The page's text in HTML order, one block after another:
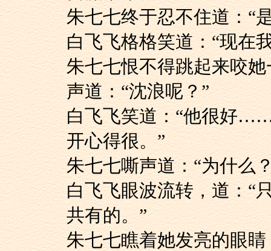
朱七七终于忍不住道
白飞飞格格笑道：“现
朱七七恨不得跳起来
声道：“沈浪呢？”
白飞飞笑道：“他很
开心得很。”
朱七七嘶声道：“为什
白飞飞眼波流转，道
共有的。”
朱七七瞧着她发亮的